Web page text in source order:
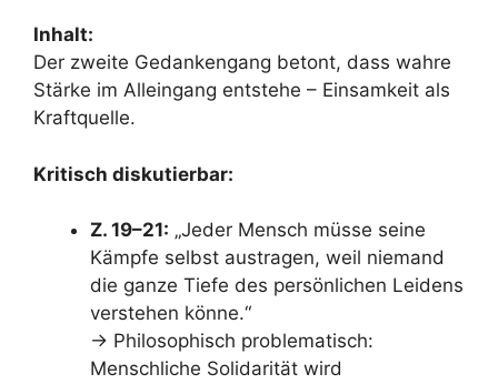
Inhalt:
Der zweite Gedankengang betont, dass wahre
Stärke im Alleingang entstehe – Einsamkeit als
Kraftquelle.
Kritisch diskutierbar:
Z. 19–21: „Jeder Mensch müsse seine
Kämpfe selbst austragen, weil niemand
die ganze Tiefe des persönlichen Leidens
verstehen könne.“
→ Philosophisch problematisch:
Menschliche Solidarität wird